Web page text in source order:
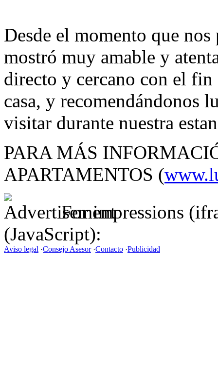
Desde el momento que
mostró muy amable y
directo y cercano con el fin
casa, y recomendándonos
visitar durante nuestra
PARA MÁS
APARTAMENTOS (
For impressions
(JavaScript):
Aviso legal ·Consejo Asesor·Contacto ·Publicidad